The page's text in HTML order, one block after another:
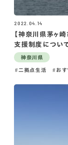
2022.04.14
【神奈川県茅ヶ
支援制度につい
神奈川県
二拠点生活 おす